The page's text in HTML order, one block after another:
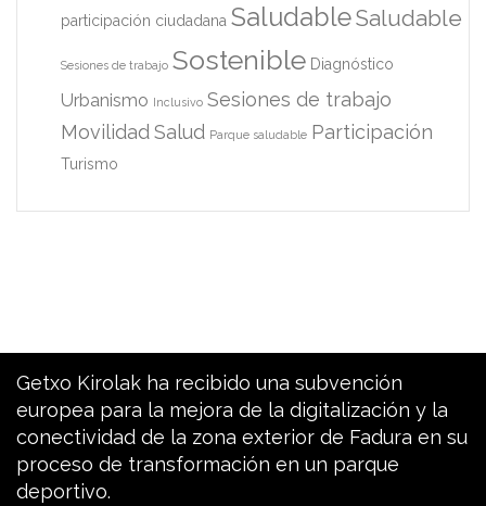
participación ciudadana SaludableSaludable
Sesiones de trabajo Sostenible Diagnóstico
Urbanismo Inclusivo Sesiones de trabajo
Movilidad Salud Parque saludable Participación
Turismo
Getxo Kirolak ha recibido una subvención
europea para la mejora de la digitalización y la
conectividad de la zona exterior de Fadura en su
proceso de transformación en un parque
deportivo.